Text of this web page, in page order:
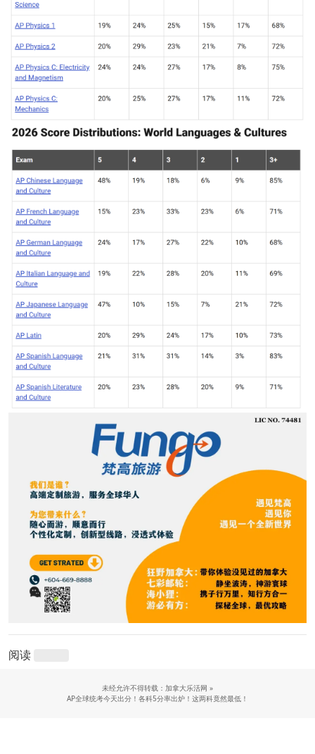
阅读
未经允许不得转载：加拿大乐活网 »
AP全球统考今天出分！各科5分率出炉！这两科竟然最低！